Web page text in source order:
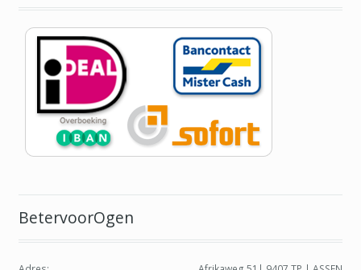
BetervoorOgen